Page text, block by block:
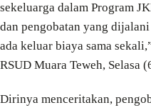
sekeluarga dalam Program
dan pengobatan yang
ada keluar biaya sama
RSUD Muara Teweh, Selasa
Dirinya menceritakan,